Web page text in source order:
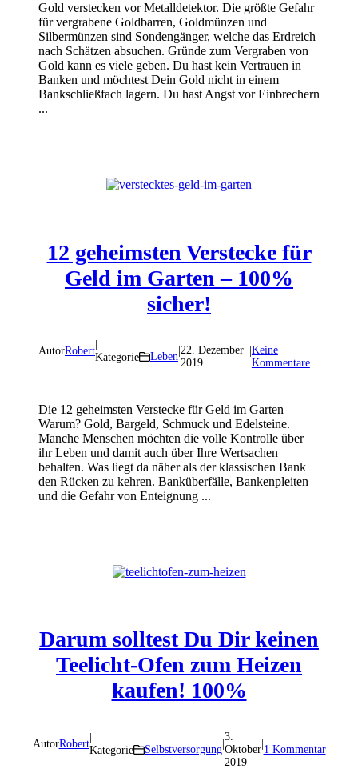
Gold verstecken vor Metalldetektor. Die größte Gefahr
für vergrabene Goldbarren, Goldmünzen und
Silbermünzen sind Sondengänger, welche das Erdreich
nach Schätzen absuchen. Gründe zum Vergraben von
Gold kann es viele geben. Du hast kein Vertrauen in
Banken und möchtest Dein Gold nicht in einem
Bankschließfach lagern. Du hast Angst vor Einbrechern
...
12 geheimsten Verstecke für
Geld im Garten – 100%
sicher!
AutorRobert
|
Kategorie
Leben|22. Dezember
2019
|Keine
Kommentare
Die 12 geheimsten Verstecke für Geld im Garten –
Warum? Gold, Bargeld, Schmuck und Edelsteine.
Manche Menschen möchten die volle Kontrolle über
ihr Leben und damit auch über Ihre Wertsachen
behalten. Was liegt da näher als der klassischen Bank
den Rücken zu kehren. Banküberfälle, Bankenpleiten
und die Gefahr von Enteignung ...
Darum solltest Du Dir keinen
Teelicht-Ofen zum Heizen
kaufen! 100%
AutorRobert
Kategorie
Selbstversorgung|
3.
Oktober
2019
1 Kommentar